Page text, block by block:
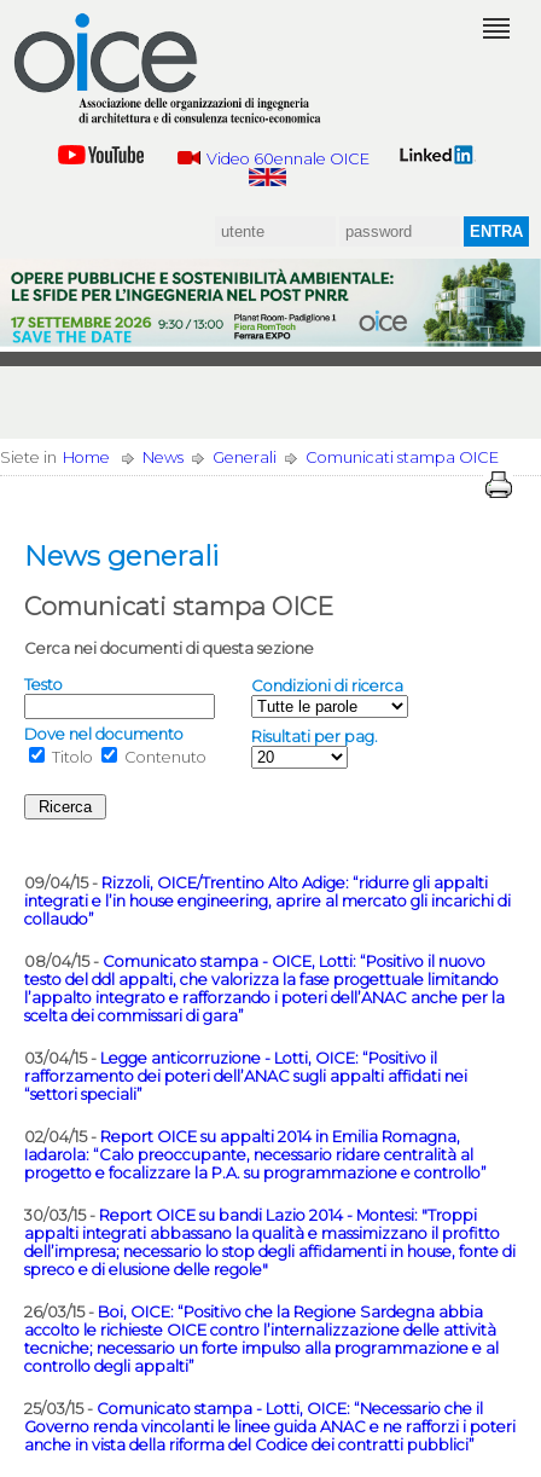
Video 60ennale OICE
Siete in Home News Generali Comunicati stampa OICE
News generali
Comunicati stampa OICE
Cerca nei documenti di questa sezione
Testo
Condizioni di ricerca
Dove nel documento
Titolo
Contenuto
Risultati per pag.
09/04/15 - Rizzoli, OICE/Trentino Alto Adige: “ridurre gli appalti
integrati e l’in house engineering, aprire al mercato gli incarichi di
collaudo”
08/04/15 - Comunicato stampa - OICE, Lotti: “Positivo il nuovo
testo del ddl appalti, che valorizza la fase progettuale limitando
l’appalto integrato e rafforzando i poteri dell’ANAC anche per la
scelta dei commissari di gara”
03/04/15 - Legge anticorruzione - Lotti, OICE: “Positivo il
rafforzamento dei poteri dell’ANAC sugli appalti affidati nei
“settori speciali”
02/04/15 - Report OICE su appalti 2014 in Emilia Romagna,
Iadarola: “Calo preoccupante, necessario ridare centralità al
progetto e focalizzare la P.A. su programmazione e controllo”
30/03/15 - Report OICE su bandi Lazio 2014 - Montesi: "Troppi
appalti integrati abbassano la qualità e massimizzano il profitto
dell’impresa; necessario lo stop degli affidamenti in house, fonte di
spreco e di elusione delle regole"
26/03/15 - Boi, OICE: “Positivo che la Regione Sardegna abbia
accolto le richieste OICE contro l’internalizzazione delle attività
tecniche; necessario un forte impulso alla programmazione e al
controllo degli appalti”
25/03/15 - Comunicato stampa - Lotti, OICE: “Necessario che il
Governo renda vincolanti le linee guida ANAC e ne rafforzi i poteri
anche in vista della riforma del Codice dei contratti pubblici”